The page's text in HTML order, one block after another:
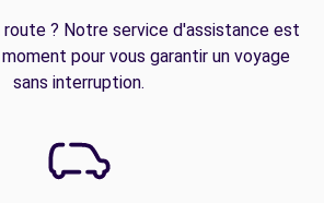
route ? Notre service d'assistance est
pour vous garantir un voyage
sans interruption.